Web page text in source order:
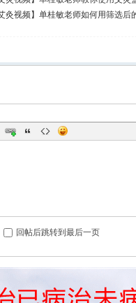
灸视频】单桂敏老师如何用筛选后
回帖后跳转到最后一页